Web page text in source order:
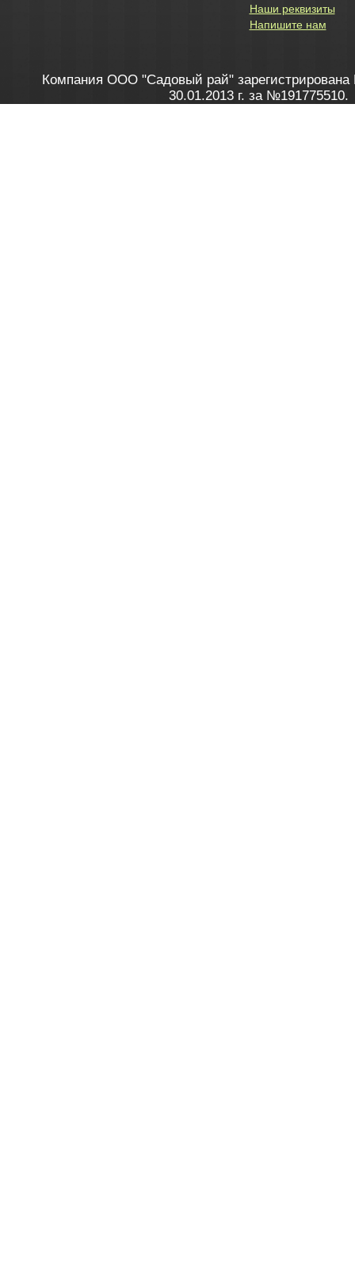
Наши реквизиты
Напишите нам
Компания ООО "Садовый рай" зарегистрирована
30.01.2013 г. за №191775510.